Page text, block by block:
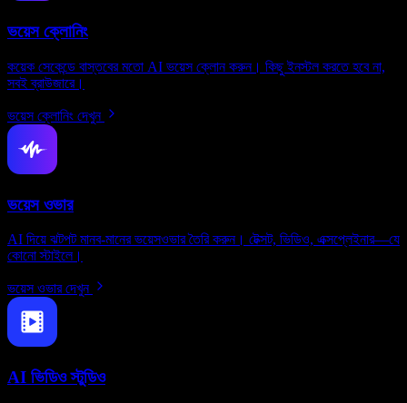
ভয়েস ক্লোনিং
কয়েক সেকেন্ডে বাস্তবের মতো AI ভয়েস ক্লোন করুন। কিছু ইনস্টল করতে হবে না,
সবই ব্রাউজারে।
ভয়েস ক্লোনিং দেখুন
ভয়েস ওভার
AI দিয়ে ঝটপট মানব-মানের ভয়েসওভার তৈরি করুন। টেক্সট, ভিডিও, এক্সপ্লেইনার—যে
কোনো স্টাইলে।
ভয়েস ওভার দেখুন
AI ভিডিও স্টুডিও